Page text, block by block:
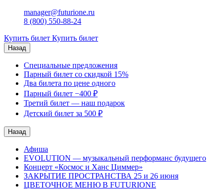
manager@futurione.ru
8 (800) 550-88-24
Купить билет Купить билет
Назад
Специальные предложения
Парный билет со скидкой 15%
Два билета по цене одного
Парный билет −400 ₽
Третий билет — наш подарок
Детский билет за 500 ₽
Назад
Афишa
EVOLUTION — музыкальный перформанс будущего
Концерт «Космос и Ханс Циммер»
ЗАКРЫТИЕ ПРОСТРАНСТВА 25 и 26 июня
ЦВЕТОЧНОЕ МЕНЮ В FUTURIONE